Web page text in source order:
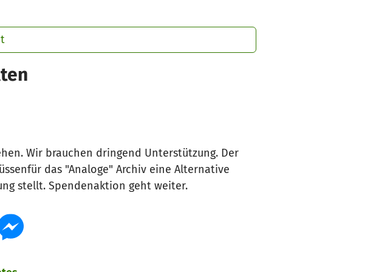
Wir brauchen dringend Unterstützung. Der
das "Analoge" Archiv eine Alternative
stellt. Spendenaktion geht weiter.